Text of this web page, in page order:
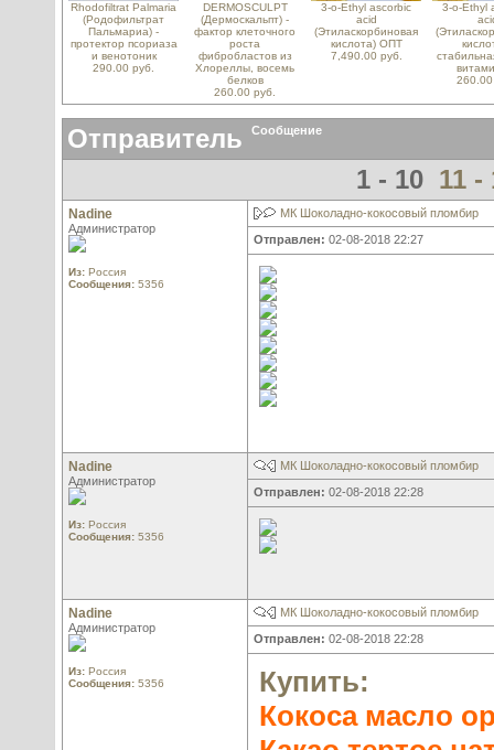
Rhodofiltrat Palmaria
(Родофильтрат
Пальмариа) -
протектор псориаза
и венотоник
290.00 руб.
DERMOSCULPT
(Дермоскальпт) -
фактор клеточного
роста
фибробластов из
Хлореллы, восемь
белков
260.00 руб.
3-o-Ethyl ascorbic
acid
(Этиласкорбиновая
кислота) ОПТ
7,490.00 руб.
3-o-Ethyl
Отправитель Сообщение
1 - 10 11 -
Nadine
Администратор
Из: Россия
Сообщения: 5356
МК Шоколадно-кокосовый пломбир
Отправлен: 02-08-2018 22:27
Nadine
Администратор
Из: Россия
Сообщения: 5356
МК Шоколадно-кокосовый пломбир
Отправлен: 02-08-2018 22:28
Nadine
Администратор
Из: Россия
Сообщения: 5356
МК Шоколадно-кокосовый пломбир
Отправлен: 02-08-2018 22:28
Купить:
Кокоса масло